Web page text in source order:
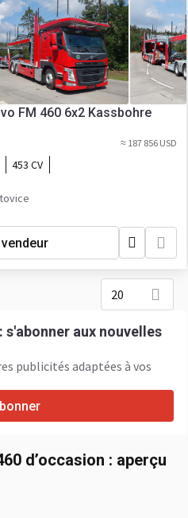
FM 460 6x2 Kassbohre
≈ 187 856 USD
453 CV
20
s'abonner aux nouvelles
publicités adaptées à vos
d’occasion : aperçu